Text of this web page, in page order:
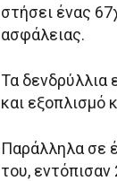
στήσει ένας
ασφάλειας.
Τα δενδρύλλια
και εξοπλισμό
Παράλληλα σε
του,